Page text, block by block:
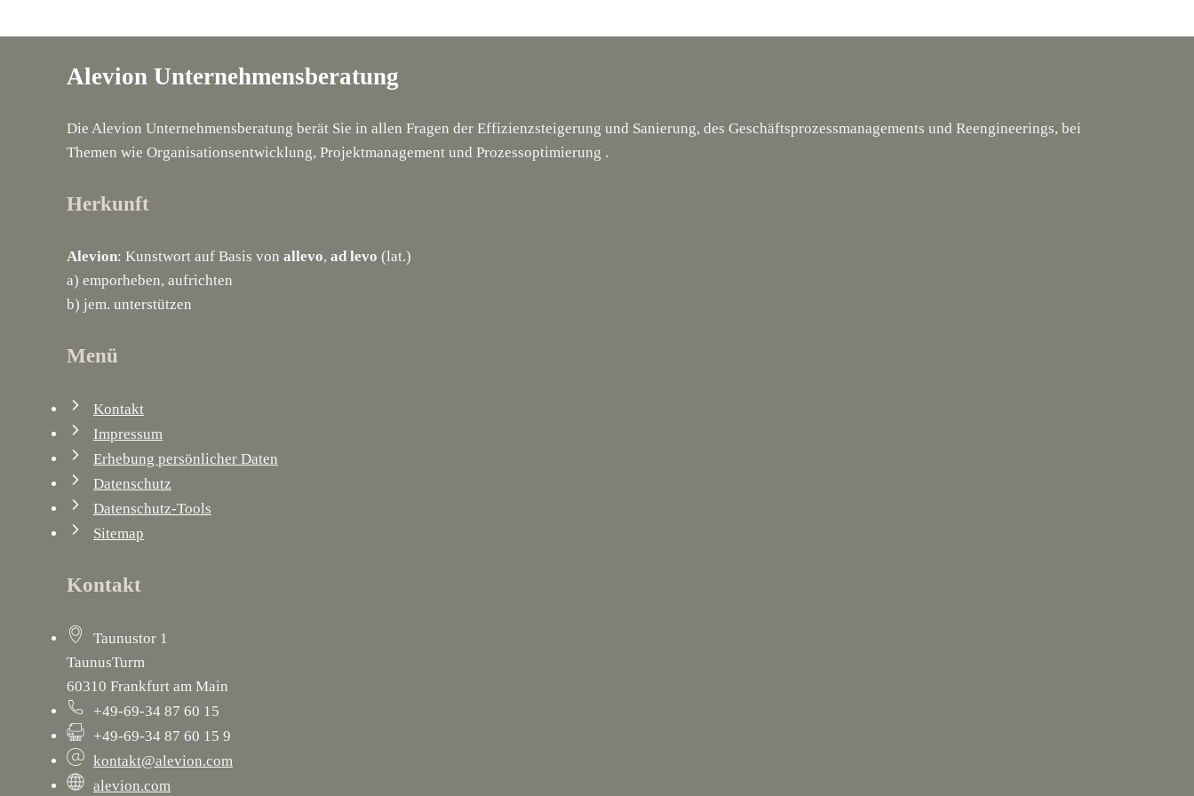
Alevion Unternehmensberatung
Die Alevion Unternehmensberatung berät Sie in allen Fragen der Effizienzsteigerung und Sanierung, des Geschäftsprozessmanagements und Reengineerings, bei
Themen wie Organisationsentwicklung, Projektmanagement und Prozessoptimierung .
Herkunft
Alevion: Kunstwort auf Basis von allevo, ad levo (lat.)
a) emporheben, aufrichten
b) jem. unterstützen
Menü
Kontakt
Impressum
Erhebung persönlicher Daten
Datenschutz
Datenschutz-Tools
Sitemap
Kontakt
Taunustor 1
TaunusTurm
60310 Frankfurt am Main
+49-69-34 87 60 15
+49-69-34 87 60 15 9
kontakt@alevion.com
alevion.com